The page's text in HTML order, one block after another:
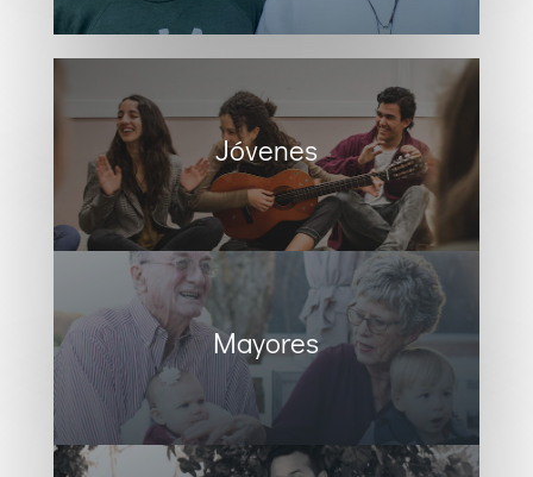
Jóvenes
Mayores